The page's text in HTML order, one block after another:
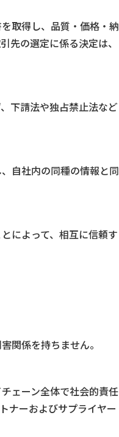
取得し、品質・価格・納
先の選定に係る決定は、
下請法や独占禁止法など
自社内の同種の情報と同
によって、相互に信頼す
関係を持ちません。
ェーン全体で社会的責任
ナーおよびサプライヤー